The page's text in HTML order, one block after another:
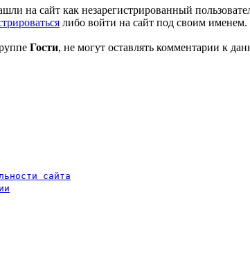
на сайт как незарегистрированный
либо войти на сайт под своим именем.
Гости, не могут оставлять комментарии к
сайта